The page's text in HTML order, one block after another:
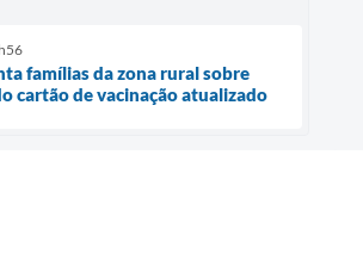
famílias da zona rural sobre
cartão de vacinação atualizado